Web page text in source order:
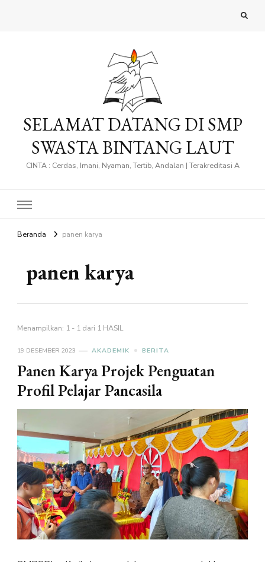
SELAMAT DATANG DI SMP
SWASTA BINTANG LAUT
CINTA : Cerdas, Imani, Nyaman, Tertib, Andalan | Terakreditasi A
Beranda panen karya
panen karya
Menampilkan: 1 - 1 dari 1 HASIL
19 DESEMBER 2023 AKADEMIK BERITA
Panen Karya Projek Penguatan
Profil Pelajar Pancasila